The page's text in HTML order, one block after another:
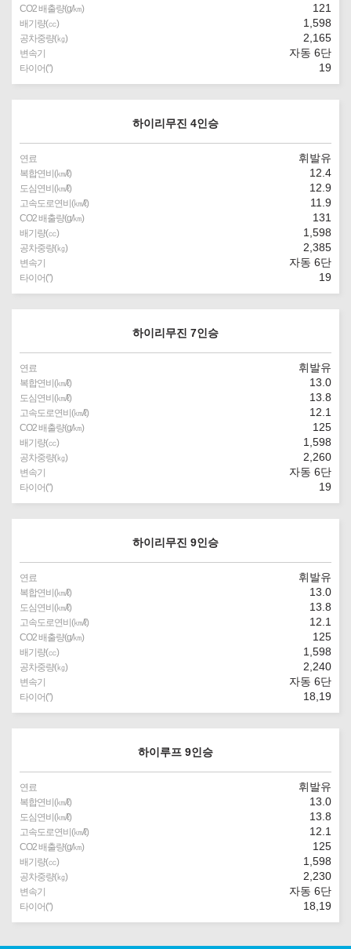
CO2 배출량(g/㎞) 121
배기량(㏄) 1,598
공차중량(㎏) 2,165
변속기 자동 6단
타이어(″) 19
하이리무진 4인승
연료 휘발유
복합연비(㎞/ℓ) 12.4
도심연비(㎞/ℓ) 12.9
고속도로연비(㎞/ℓ) 11.9
CO2 배출량(g/㎞) 131
배기량(㏄) 1,598
공차중량(㎏) 2,385
변속기 자동 6단
타이어(″) 19
하이리무진 7인승
연료 휘발유
복합연비(㎞/ℓ) 13.0
도심연비(㎞/ℓ) 13.8
고속도로연비(㎞/ℓ) 12.1
CO2 배출량(g/㎞) 125
배기량(㏄) 1,598
공차중량(㎏) 2,260
변속기 자동 6단
타이어(″) 19
하이리무진 9인승
연료 휘발유
복합연비(㎞/ℓ) 13.0
도심연비(㎞/ℓ) 13.8
고속도로연비(㎞/ℓ) 12.1
CO2 배출량(g/㎞) 125
배기량(㏄) 1,598
공차중량(㎏) 2,240
변속기 자동 6단
타이어(″) 18,19
하이루프 9인승
연료 휘발유
복합연비(㎞/ℓ) 13.0
도심연비(㎞/ℓ) 13.8
고속도로연비(㎞/ℓ) 12.1
CO2 배출량(g/㎞) 125
배기량(㏄) 1,598
공차중량(㎏) 2,230
변속기 자동 6단
타이어(″) 18,19